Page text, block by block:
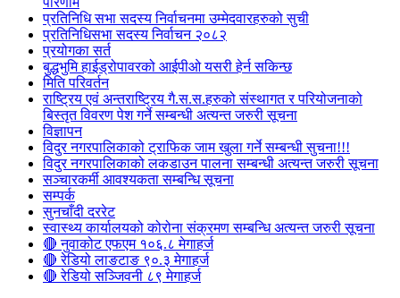
प्रतिनिधि सभा सदस्य निर्वाचनमा उम्मेदवारहरुको सुची
प्रतिनिधिसभा सदस्य निर्वाचन २०८२
प्रयोगका सर्त
बुद्धभुमि हाईड्रोपावरको आईपीओ यसरी हेर्न सकिन्छ
मिति परिवर्तन
राष्ट्रिय एवं अन्तराष्ट्रिय गै.स.स.हरुको संस्थागत र परियोजनाको
बिस्तृत विवरण पेश गर्ने सम्बन्धी अत्यन्त जरुरी सूचना
विज्ञापन
विदुर नगरपालिकाको ट्राफिक जाम खुला गर्ने सम्बन्धी सुचना!!!
विदुर नगरपालिकाको लकडाउन पालना सम्बन्धी अत्यन्त जरुरी सूचना
सञ्चारकर्मी आवश्यकता सम्बन्धि सूचना
सम्पर्क
सुनचाँदी दररेट
स्वास्थ्य कार्यालयको कोरोना संक्रमण सम्बन्धि अत्यन्त जरुरी सूचना
🔴 नुवाकोट एफएम १०६.८ मेगाहर्ज
🔴 रेडियो लाङटाङ ९०.३ मेगाहर्ज
🔴 रेडियो सञ्जिवनी ८९ मेगाहर्ज